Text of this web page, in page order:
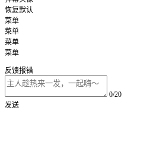
恢复默认
菜单
菜单
菜单
菜单
反馈报错
0/20
发送